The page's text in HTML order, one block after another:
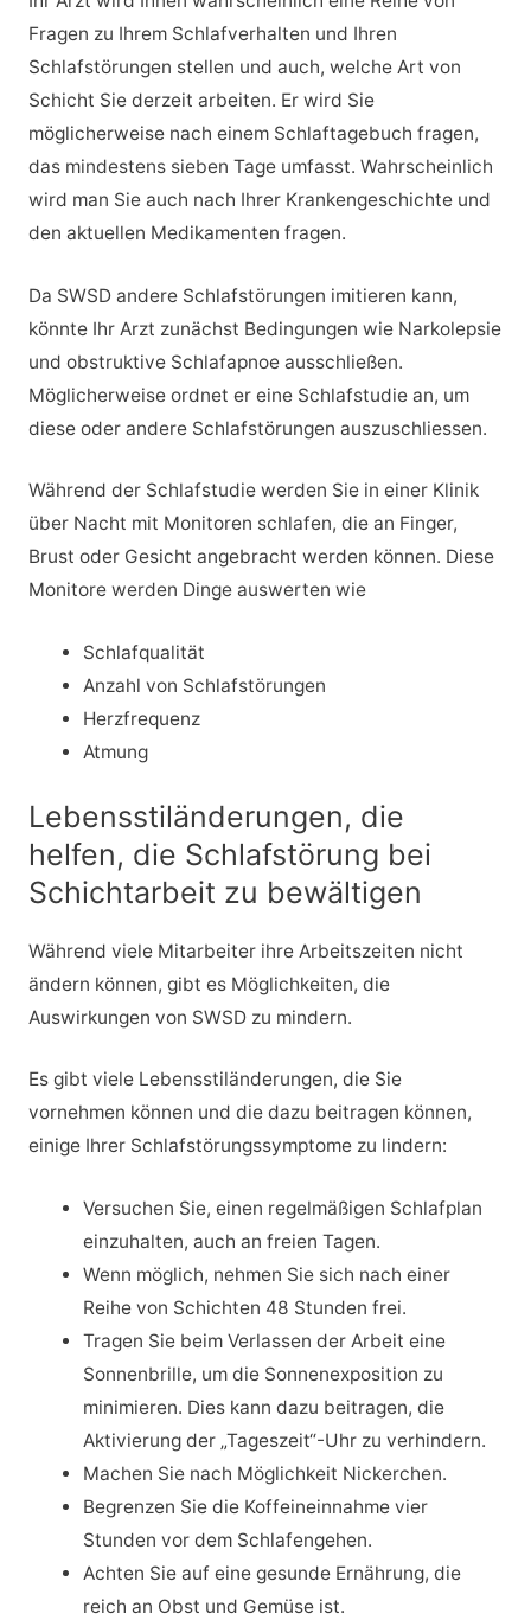
Fragen zu Ihrem Schlafverhalten und Ihren
Schlafstörungen stellen und auch, welche Art von
Schicht Sie derzeit arbeiten. Er wird Sie
möglicherweise nach einem Schlaftagebuch fragen,
das mindestens sieben Tage umfasst. Wahrscheinlich
wird man Sie auch nach Ihrer Krankengeschichte und
den aktuellen Medikamenten fragen.
Da SWSD andere Schlafstörungen imitieren kann,
könnte Ihr Arzt zunächst Bedingungen wie Narkolepsie
und obstruktive Schlafapnoe ausschließen.
Möglicherweise ordnet er eine Schlafstudie an, um
diese oder andere Schlafstörungen auszuschliessen.
Während der Schlafstudie werden Sie in einer Klinik
über Nacht mit Monitoren schlafen, die an Finger,
Brust oder Gesicht angebracht werden können. Diese
Monitore werden Dinge auswerten wie
Schlafqualität
Anzahl von Schlafstörungen
Herzfrequenz
Atmung
Lebensstiländerungen, die
helfen, die Schlafstörung bei
Schichtarbeit zu bewältigen
Während viele Mitarbeiter ihre Arbeitszeiten nicht
ändern können, gibt es Möglichkeiten, die
Auswirkungen von SWSD zu mindern.
Es gibt viele Lebensstiländerungen, die Sie
vornehmen können und die dazu beitragen können,
einige Ihrer Schlafstörungssymptome zu lindern:
Versuchen Sie, einen regelmäßigen Schlafplan
einzuhalten, auch an freien Tagen.
Wenn möglich, nehmen Sie sich nach einer
Reihe von Schichten 48 Stunden frei.
Tragen Sie beim Verlassen der Arbeit eine
Sonnenbrille, um die Sonnenexposition zu
minimieren. Dies kann dazu beitragen, die
Aktivierung der „Tageszeit“-Uhr zu verhindern.
Machen Sie nach Möglichkeit Nickerchen.
Begrenzen Sie die Koffeineinnahme vier
Stunden vor dem Schlafengehen.
Achten Sie auf eine gesunde Ernährung, die
reich an Obst und Gemüse ist.